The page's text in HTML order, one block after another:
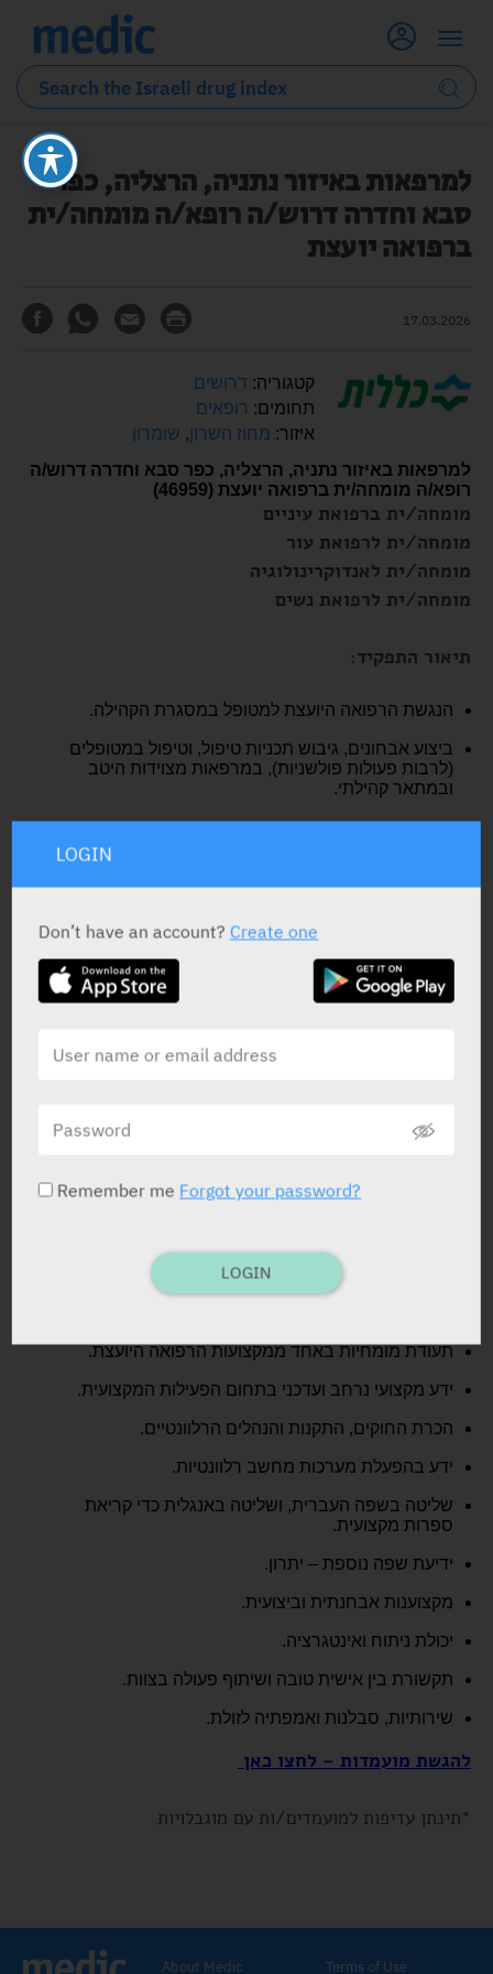
למרפאות באיזור נתניה, הרצליה, כפר
סבא וחדרה דרוש/ה רופא/ה מומחה/ית
ברפואה יועצת
17.03.2026
קטגוריה: דרושים
תחומים: רופאים
איזור: מחוז השרון, שומרון
למרפאות באיזור נתניה, הרצליה, כפר סבא וחדרה דרוש/ה
רופא/ה מומחה/ית ברפואה יועצת (46959)
מומחה/ית ברפואת עיניים
מומחה/ית לרפואת עור
מומחה/ית לאנדוקרינולוגיה
מומחה/ית לרפואת נשים
תיאור התפקיד:
הנגשת הרפואה היועצת למטופל במסגרת הקהילה.
ביצוע אבחונים, גיבוש תכניות טיפול, וטיפול במטופלים
(לרבות פעולות פולשניות), במרפאות מצוידות היטב
ובמתאר קהילתי.
השתתפות בוועדות, בישיבות ובדיונים בנושאים מקצועיים
העברת מידע רפואי, בכתב או בעל פה, על פי הצורך
קשרי עבודה עם גורמים שונים בקהילה, ועם גורמי חוץ,
כגון אקדמיה, בתי חולים ועוד.
ביצוע פעילות אקדמית של הדרכה ומחקר במסגרת
ובהתאם להסכמים ולצרכים.
מקורות מידע מקוונים, כנסים, השתלמויות ועוד.
תעודת מומחיות באחד ממקצועות הרפואה היועצת.
ידע מקצועי נרחב ועדכני בתחום הפעילות המקצועית.
הכרת החוקים, התקנות והנהלים הרלוונטיים.
ידע בהפעלת מערכות מחשב רלוונטיות.
שליטה בשפה העברית, ושליטה באנגלית כדי קריאת
ספרות מקצועית.
ידיעת שפה נוספת – יתרון.
מקצוענות אבחנתית וביצועית.
יכולת ניתוח ואינטגרציה.
תקשורת בין אישית טובה ושיתוף פעולה בצוות.
שירותיות, סבלנות ואמפתיה לזולת.
להגשת מועמדות – לחצו כאן
*תינתן עדיפות למועמדים/ות עם מוגבלויות
About Medic Terms of Use
LOGIN
Don’t have an account?Create one
Remember me Forgot your password?
LOGIN